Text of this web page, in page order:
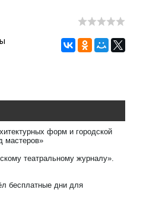
форм и городской
мастеров»
театральному журналу».
бесплатные дни для